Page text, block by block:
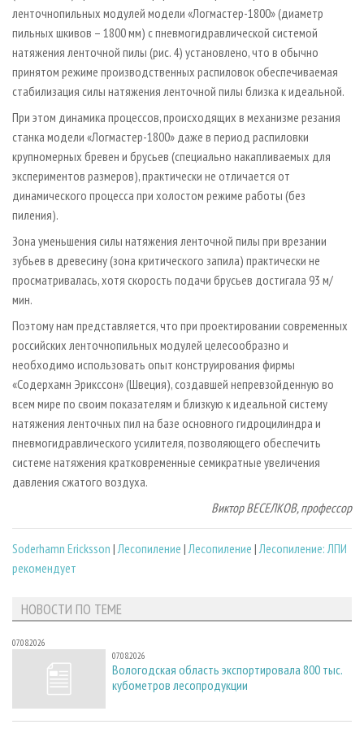
ленточнопильных модулей модели «Логмастер-1800» (диаметр
пильных шкивов – 1800 мм) с пневмогидравлической системой
натяжения ленточной пилы (рис. 4) установлено, что в обычно
принятом режиме производственных распиловок обеспечиваемая
стабилизация силы натяжения ленточной пилы близка к идеальной.
При этом динамика процессов, происходящих в механизме резания
станка модели «Логмастер-1800» даже в период распиловки
крупномерных бревен и брусьев (специально накапливаемых для
экспериментов размеров), практически не отличается от
динамического процесса при холостом режиме работы (без
пиления).
Зона уменьшения силы натяжения ленточной пилы при врезании
зубьев в древесину (зона критического запила) практически не
просматривалась, хотя скорость подачи брусьев достигала 93 м/
мин.
Поэтому нам представляется, что при проектировании современных
российских ленточнопильных модулей целесообразно и
необходимо использовать опыт конструирования фирмы
«Содерхамн Эрикссон» (Швеция), создавшей непревзойденную во
всем мире по своим показателям и близкую к идеальной систему
натяжения ленточных пил на базе основного гидроцилиндра и
пневмогидравлического усилителя, позволяющего обеспечить
системе натяжения кратковременные семикратные увеличения
давления сжатого воздуха.
Виктор ВЕСЕЛКОВ, профессор
Soderhamn Ericksson |Лесопиление |Лесопиление |Лесопиление: ЛПИ
рекомендует
НОВОСТИ ПО ТЕМЕ
07.08.2026
07.08.2026
Вологодская область экспортировала 800 тыс.
кубометров лесопродукции